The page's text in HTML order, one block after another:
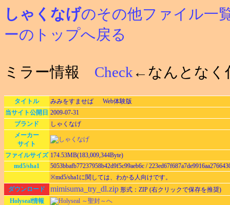
しゃくなげのその他ファイル一
ーのトップへ戻る
ミラー情報 Check ←なんとなく
タイトル
みみをすませば Web体験版
当サイト公開日 2009-07-31
ブランド
しゃくなげ
メーカー
サイト
ファイルサイズ 174.53MB(183,009,344Byte)
md5/sha1
5053bbafb77237958b42d9f5c99aeb6c /
※md5/sha1に関しては、わかる人向けです。
ダウンロード
mimisuma_try_dl.zip 形式：ZIP (右クリックで保存を推奨)
Holyseal情報
Holyseal ～聖封～へ